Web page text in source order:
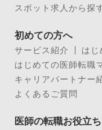
スポット求人から探
初めての方へ
サービス紹介
はじ
はじめての医師転職
キャリアパートナー
よくあるご質問
医師の転職お役立